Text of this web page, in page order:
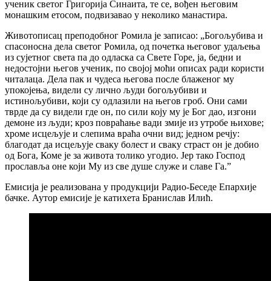
ученик светог Григорија Синаита, те се, вођен његовим
монашким етосом, подвизавао у неколико манастира.
Животописац преподобног Ромила је записао: „Богољубива и
спасоносна дела светог Ромила, од почетка његовог удаљења
из сујетног света па до одласка са Свете Горе, ја, бедни и
недостојни његов ученик, по својој моћи описах ради користи
читалаца. Дела пак и чудеса његова после блаженог му
упокојења, видели су лично људи богољубиви и
истинољубиви, који су одлазили на његов гроб. Они сами
тврде да су видели где он, по сили коју му је Бог дао, изгони
демоне из људи; кроз повраћање вади змије из утробе њихове;
хроме исцељује и слепима враћа очни вид; једном речју:
благодат да исцељује сваку болест и сваку страст он је добио
од Бога, Коме је за живота толико угодио. Јер тако Господ
прославља оне који Му из све душе служе и славе Га.ˮ
Емисија је реализована у продукцији Радио-Беседе Епархије
бачке. Аутор емисије је катихета Бранислав Илић.